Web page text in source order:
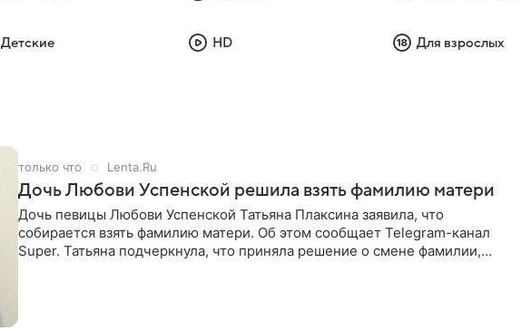
Детские HD Для взрослых
только что Lenta.Ru
Дочь Любови Успенской решила взять фамилию матери
Дочь певицы Любови Успенской Татьяна Плаксина заявила, что
собирается взять фамилию матери. Об этом сообщает Telegram-канал
Super. Татьяна подчеркнула, что приняла решение о смене фамилии,